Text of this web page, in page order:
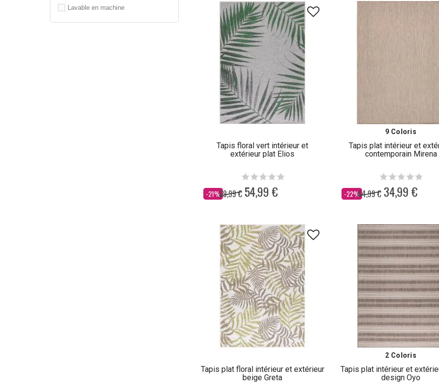
Lavable en machine
Tapis floral vert intérieur et
extérieur plat Elios
-21%
Dès 69,99 € 54,99 €
9 Coloris
Tapis plat intérieur et
contemporain Mirena
-22%
Dès 44,99 € 34,99 €
Tapis plat floral intérieur et extérieur
beige Greta
2 Coloris
Tapis plat intérieur et
design Oyo